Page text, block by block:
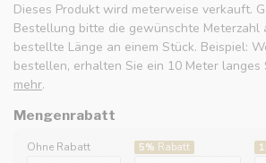
Dieses Produkt wird meterweise verkauft.
Bestellung bitte die gewünschte Meterzahl
bestellte Länge an einem Stück. Beispiel:
bestellen, erhalten Sie ein 10 Meter langes
mehr.
Mengenrabatt
Ohne Rabatt 5% Rabatt